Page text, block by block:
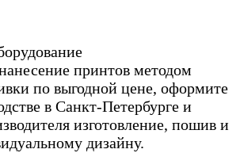
принтов методом
по выгодной цене, оформите
в Санкт-Петербурге и
изготовление, пошив и
дизайну.